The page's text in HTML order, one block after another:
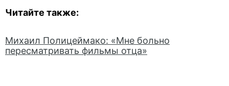
Читайте также:
Михаил Полицеймако: «Мне больно
пересматривать фильмы отца»